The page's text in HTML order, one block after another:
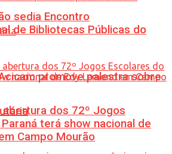
promove palestra sobre
sedia Encontro
de Bibliotecas Públicas do
abertura dos 72º Jogos
terá show nacional de
Campo Mourão